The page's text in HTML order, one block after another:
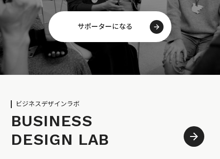
サポーターになる
ビジネスデザインラボ
BUSINESS
DESIGN LAB